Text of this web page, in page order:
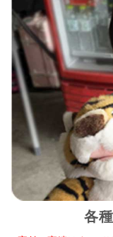
各